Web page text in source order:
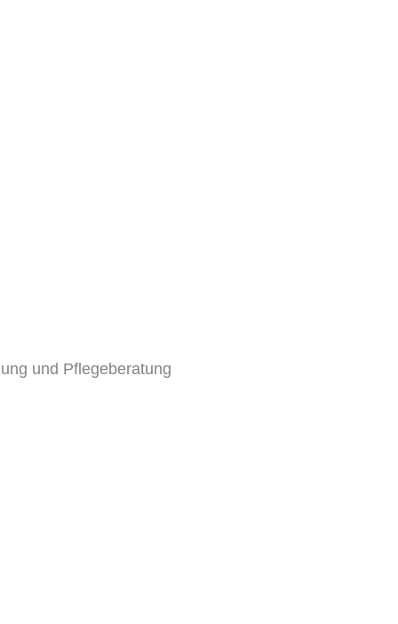
und Pflegeberatung